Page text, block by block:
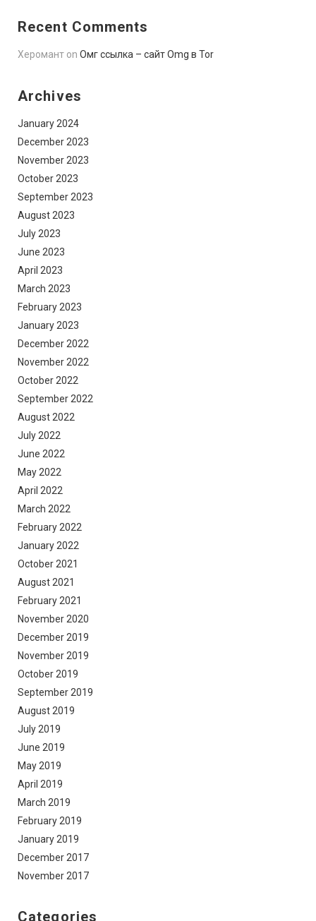
Recent Comments
Херомант on Омг ссылка – сайт Omg в Tor
Archives
January 2024
December 2023
November 2023
October 2023
September 2023
August 2023
July 2023
June 2023
April 2023
March 2023
February 2023
January 2023
December 2022
November 2022
October 2022
September 2022
August 2022
July 2022
June 2022
May 2022
April 2022
March 2022
February 2022
January 2022
October 2021
August 2021
February 2021
November 2020
December 2019
November 2019
October 2019
September 2019
August 2019
July 2019
June 2019
May 2019
April 2019
March 2019
February 2019
January 2019
December 2017
November 2017
Categories